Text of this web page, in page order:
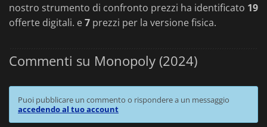
nostro strumento di confronto prezzi ha identificato 19
offerte digitali. e7 prezzi per la versione fisica.
Commenti su Monopoly (2024)
Puoi pubblicare un commento o rispondere a un messaggio
accedendo al tuo account